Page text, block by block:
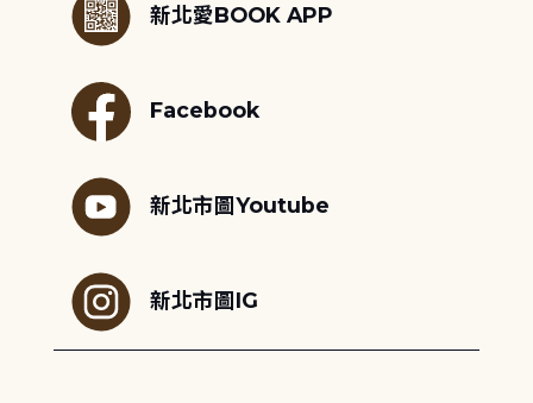
新北愛BOOK APP
Facebook
新北市圖Youtube
新北市圖IG